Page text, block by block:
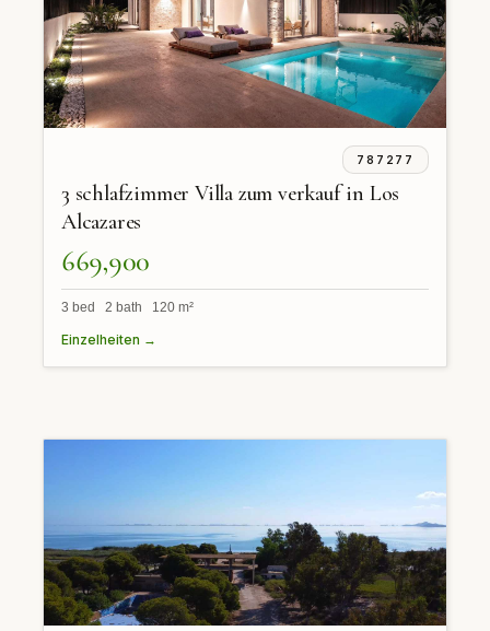
787277
3 schlafzimmer Villa zum verkauf in Los
Alcazares
669,900
3 bed 2 bath 120 m²
Einzelheiten →